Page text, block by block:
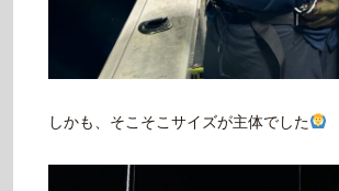
しかも、そこそこサイズが主体でした